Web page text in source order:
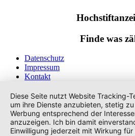
Finde was
Datenschutz
Impressum
Kontakt
Diese Seite nutzt Website Tracking-
um ihre Dienste anzubieten, stetig
Werbung entsprechend der
anzuzeigen. Ich bin damit
Einwilligung jederzeit mit Wirkung